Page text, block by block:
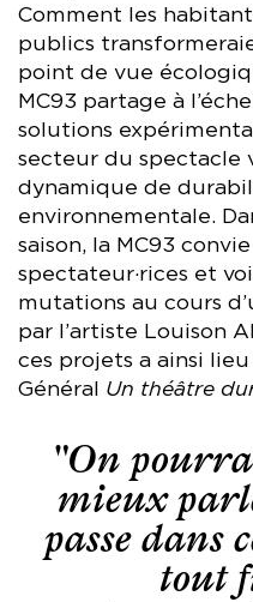
Comment les
publics
point de vue
MC93 partage à
solutions
secteur du spectacle
dynamique de
environnementale.
saison, la MC93
spectateur·rices et
mutations au cours
par l’artiste Louison
ces projets a ainsi
Général Un théâtre
"On
mieux
passe dans
tout